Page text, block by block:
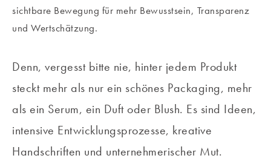
sichtbare Bewegung für mehr Bewusstsein, Transparenz
und Wertschätzung.
Denn, vergesst bitte nie, hinter jedem Produkt
steckt mehr als nur ein schönes Packaging, mehr
als ein Serum, ein Duft oder Blush. Es sind Ideen,
intensive Entwicklungsprozesse, kreative
Handschriften und unternehmerischer Mut.